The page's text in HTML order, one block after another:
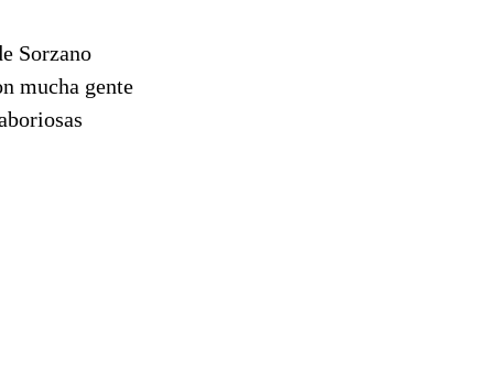
Sorzano
mucha gente